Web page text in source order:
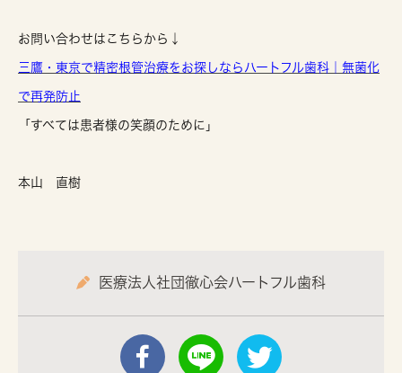
お問い合わせはこちらから↓
三鷹・東京で精密根管治療をお探しならハートフル歯科｜無菌化
で再発防止
「すべては患者様の笑顔のために」
本山 直樹
医療法人社団徹心会ハートフル歯科